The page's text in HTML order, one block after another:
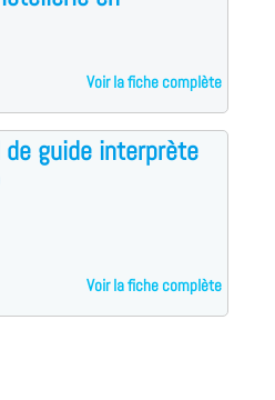
Voir la fiche complète
guide interprète
Voir la fiche complète